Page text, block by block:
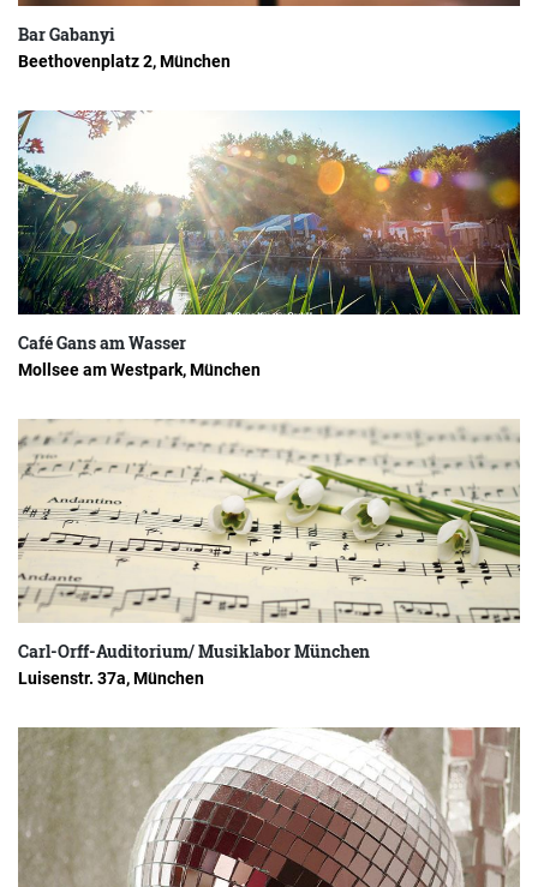
Bar Gabanyi
Beethovenplatz 2, München
Café Gans am Wasser
Mollsee am Westpark, München
Carl-Orff-Auditorium/ Musiklabor München
Luisenstr. 37a, München